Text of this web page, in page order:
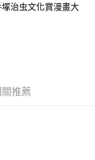
後付」服務完成之交
相關給付款項請求債
同意方可使用
，本公司不負相關責
本公司將視審查結果
現惡意使用之情形，
治虫文化賞漫畫大
推薦